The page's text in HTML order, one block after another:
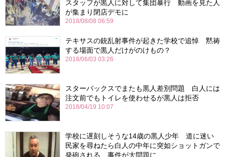
スタッフが黒人に対して集団暴行 動画を見た人
が集まり閉店デモに
2018/08/08 06:59
テキサスの銃乱射事件が起きた学校で追悼 黙祷
する場面で黒人だけがのけもの？
2018/06/03 03:26
スターバックスでまたも黒人差別問題 白人には
注文前でもトイレを使わせるが黒人は拒否
2018/04/19 10:07
学校に遅刻しそうな14歳の黒人少年 道に迷い
民家を尋ねたら白人の中年に突如ショットガンで
発砲される 事件が大問題に